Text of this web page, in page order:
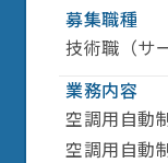
募集職種
技術職（サ
業務内容
空調用自動
空調用自動